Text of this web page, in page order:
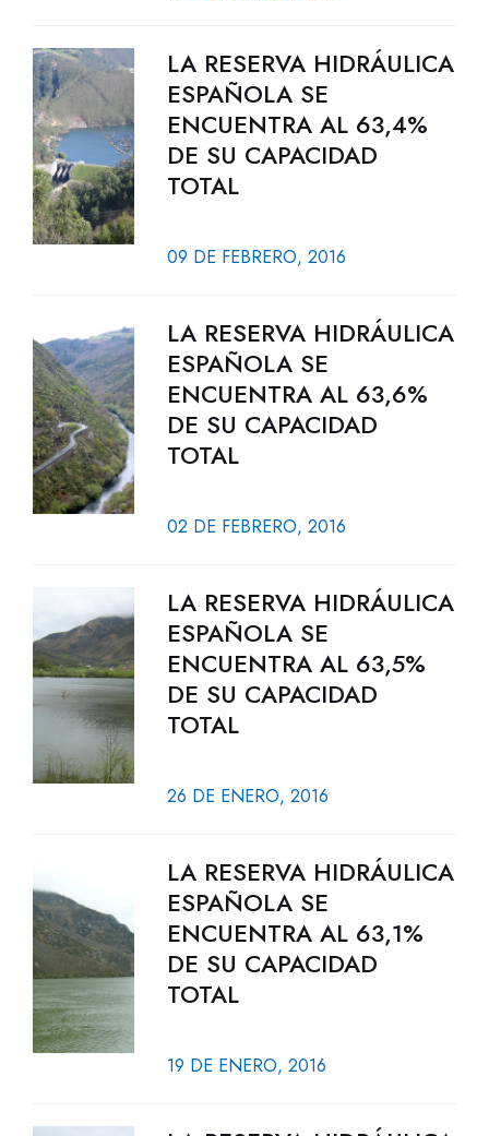
LA RESERVA HIDRÁULICA
ESPAÑOLA SE
ENCUENTRA AL 63,4%
DE SU CAPACIDAD
TOTAL
09 DE FEBRERO, 2016
LA RESERVA HIDRÁULICA
ESPAÑOLA SE
ENCUENTRA AL 63,6%
DE SU CAPACIDAD
TOTAL
02 DE FEBRERO, 2016
LA RESERVA HIDRÁULICA
ESPAÑOLA SE
ENCUENTRA AL 63,5%
DE SU CAPACIDAD
TOTAL
26 DE ENERO, 2016
LA RESERVA HIDRÁULICA
ESPAÑOLA SE
ENCUENTRA AL 63,1%
DE SU CAPACIDAD
TOTAL
19 DE ENERO, 2016